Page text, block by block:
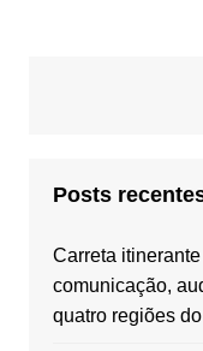
Posts
Carreta
comunicação,
quatro regiões